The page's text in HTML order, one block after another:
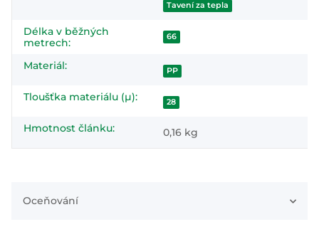
Tavení za tepla
Délka v běžných
metrech:
66
Materiál: PP
Tloušťka materiálu (µ): 28
Hmotnost článku: 0,16 kg
Oceňování